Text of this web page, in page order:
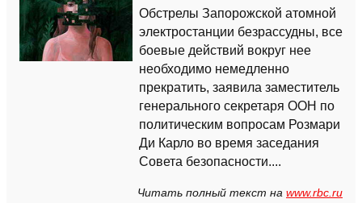
Обстрелы Запорожской атомной
электростанции безрассудны, все
боевые действий вокруг нее
необходимо немедленно
прекратить, заявила заместитель
генерального секретаря ООН по
политическим вопросам Розмари
Ди Карло во время заседания
Совета безопасности....
Читать полный текст на www.rbc.ru